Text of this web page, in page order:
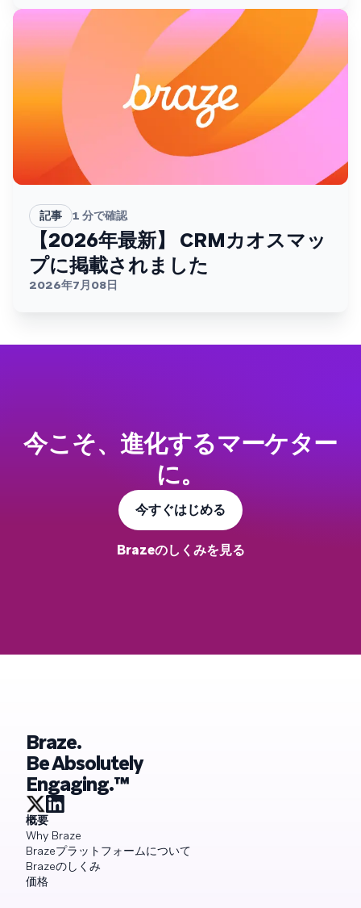
記事 1 分で確認
【2026年最新】 CRMカオスマッ
プに掲載されました
2026年7月08日
今こそ、進化するマーケター
に。
今すぐはじめる
Brazeのしくみを見る
Braze.
Be Absolutely
Engaging.™
概要
Why Braze
Brazeプラットフォームについて
Brazeのしくみ
価格